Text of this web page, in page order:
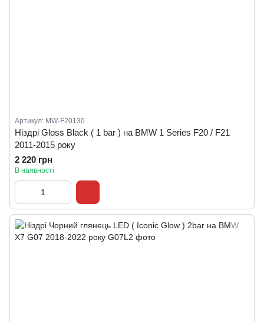
Артикул: MW-F20130
Ніздрі Gloss Black ( 1 bar ) на BMW 1 Series F20 / F21
2011-2015 року
2 220 грн
В наявності